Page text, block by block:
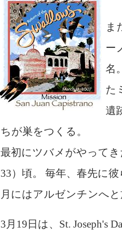
ま
ー
名
た
遺
ちが巣をつくる。
最初にツバメがやってき
33）頃。 毎年、春先に
月にはアルゼンチンへ
3月19日は、St. Joseph's